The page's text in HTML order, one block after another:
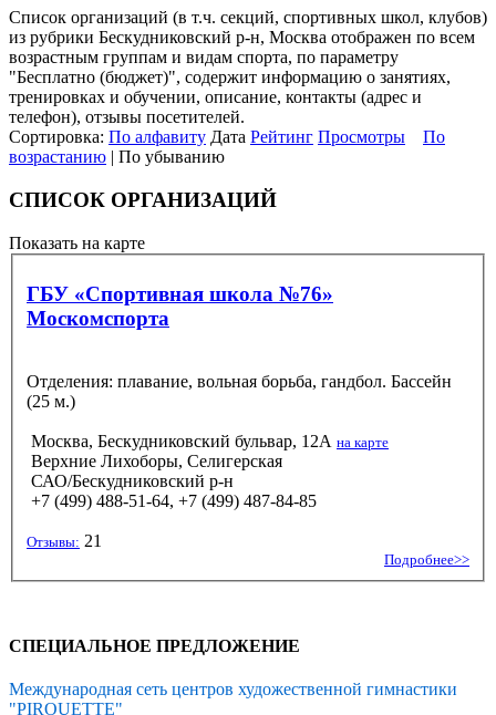
Список организаций (в т.ч. секций, спортивных школ, клубов)
из рубрики Бескудниковский р-н, Москва отображен по всем
возрастным группам и видам спорта, по параметру
"Бесплатно (бюджет)", содержит информацию о занятиях,
тренировках и обучении, описание, контакты (адрес и
телефон), отзывы посетителей.
Сортировка: По алфавиту Дата Рейтинг Просмотры
По
возрастанию | По убыванию
СПИСОК ОРГАНИЗАЦИЙ
Показать на карте
ГБУ «Спортивная школа №76»
Москомспорта
Отделения: плавание, вольная борьба, гандбол. Бассейн
(25 м.)
Москва, Бескудниковский бульвар, 12А на карте
Верхние Лихоборы, Селигерская
САО/Бескудниковский р-н
+7 (499) 488-51-64, +7 (499) 487-84-85
Отзывы: 21
Подробнее>>
СПЕЦИАЛЬНОЕ ПРЕДЛОЖЕНИЕ
Международная сеть центров художественной гимнастики
"PIROUETTE"